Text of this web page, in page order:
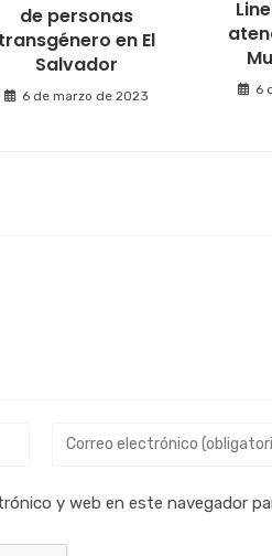
de personas
transgénero en El
Salvador
6 de marzo de 2023 6
y web en este navegador